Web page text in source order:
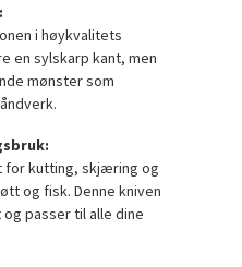
i høykvalitets
en sylskarp kant, men
mønster som
for kutting, skjæring og
og fisk. Denne kniven
passer til alle dine